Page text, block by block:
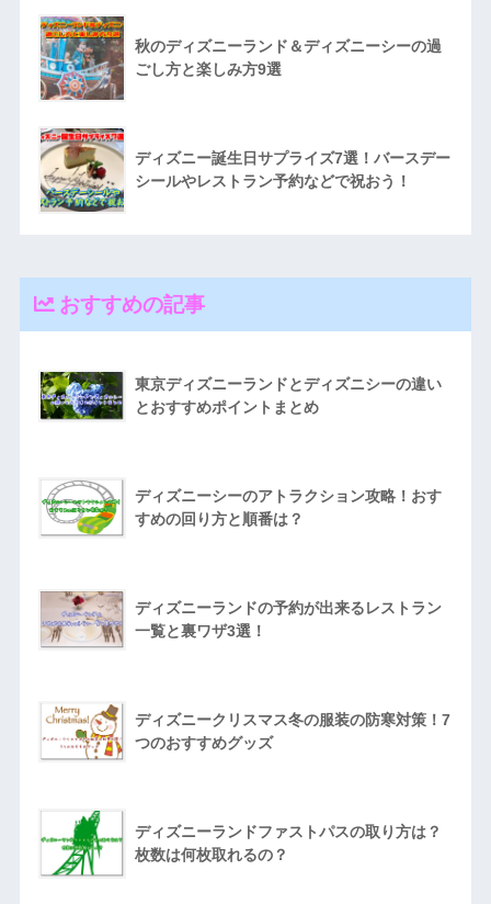
秋のディズニーランド＆ディズニーシーの過
ごし方と楽しみ方9選
ディズニー誕生日サプライズ7選！バースデー
シールやレストラン予約などで祝おう！
おすすめの記事
東京ディズニーランドとディズニシーの違い
とおすすめポイントまとめ
ディズニーシーのアトラクション攻略！おす
すめの回り方と順番は？
ディズニーランドの予約が出来るレストラン
一覧と裏ワザ3選！
ディズニークリスマス冬の服装の防寒対策！7
つのおすすめグッズ
ディズニーランドファストパスの取り方は？
枚数は何枚取れるの？